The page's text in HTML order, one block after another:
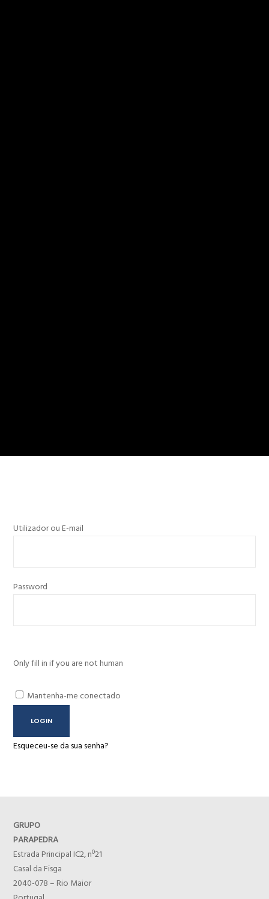
Utilizador ou E-mail
Password
Only fill in if you are not human
Mantenha-me conectado
Esqueceu-se da sua senha?
GRUPO
PARAPEDRA
Estrada Principal IC2, nº21
Casal da Fisga
2040-078 – Rio Maior